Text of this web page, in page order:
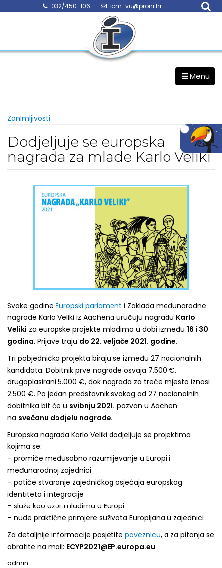
032/450-106 icm-vu@proni.hr
Menu
Zanimljivosti
Dodjeljuje se europska
nagrada za mlade Karlo Veliki
Svake godine Europski parlament i Zaklada međunarodne
nagrade Karlo Veliki iz Aachena uručuju nagradu Karlo
Veliki za europske projekte mladima u dobi između 16 i 30
godina. Prijave traju do 22. veljače 2021. godine.
Tri pobjednička projekta biraju se između 27 nacionalnih
kandidata. Dobitnik prve nagrade osvaja 7.500 €,
drugoplasirani 5.000 €, dok nagrada za treće mjesto iznosi
2.500 €. Po jedan predstavnik svakog od 27 nacionalnih
dobitnika bit će u svibnju 2021. pozvan u Aachen
na svečanu dodjelu nagrade.
Europska nagrada Karlo Veliki dodjeljuje se projektima
kojima se:
– promiče međusobno razumijevanje u Europi i
međunarodnoj zajednici
– potiče stvaranje zajedničkog osjećaja europskog
identiteta i integracije
– služe kao uzor mladima u Europi
– nude praktične primjere suživota Europljana u zajednici
Za detaljnije informacije posjetite poveznicu, a za pitanja se
obratite na mail: ECYP2021@EP.europa.eu
admin